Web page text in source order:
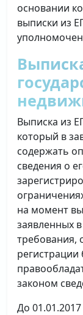
основании
выписки из
Выписка из
который в
содержать
сведения о
на момент
заявленных
требования,
регистрации
законом
До